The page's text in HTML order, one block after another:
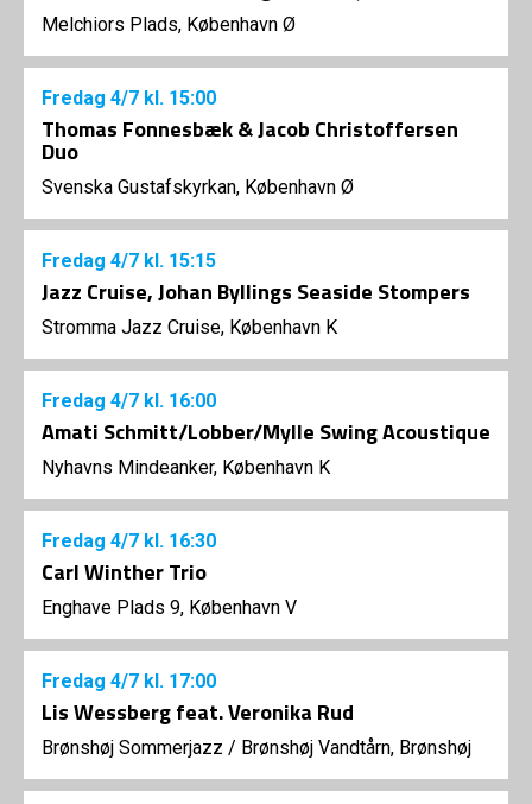
Melchiors Plads, København Ø
Fredag 4/7 kl. 15:00
Thomas Fonnesbæk & Jacob Christoffersen
Duo
Svenska Gustafskyrkan, København Ø
Fredag 4/7 kl. 15:15
Jazz Cruise, Johan Byllings Seaside Stompers
Stromma Jazz Cruise, København K
Fredag 4/7 kl. 16:00
Amati Schmitt/Lobber/Mylle Swing Acoustique
Nyhavns Mindeanker, København K
Fredag 4/7 kl. 16:30
Carl Winther Trio
Enghave Plads 9, København V
Fredag 4/7 kl. 17:00
Lis Wessberg feat. Veronika Rud
Brønshøj Sommerjazz / Brønshøj Vandtårn, Brønshøj